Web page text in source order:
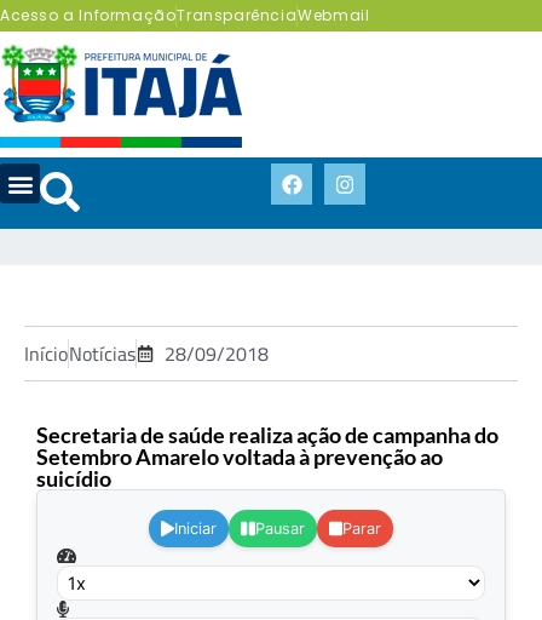
Acesso a InformaçãoTransparênciaWebmail
InícioNotícias 28/09/2018
Secretaria de saúde realiza ação de campanha do
Setembro Amarelo voltada à prevenção ao
suicídio
Iniciar Pausar Parar